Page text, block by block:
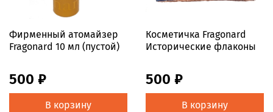
Фирменный атомайзер
Fragonard 10 мл (пустой)
500 ₽
В корзину
Косметичка Fragonard
Исторические флаконы
500 ₽
В корзину